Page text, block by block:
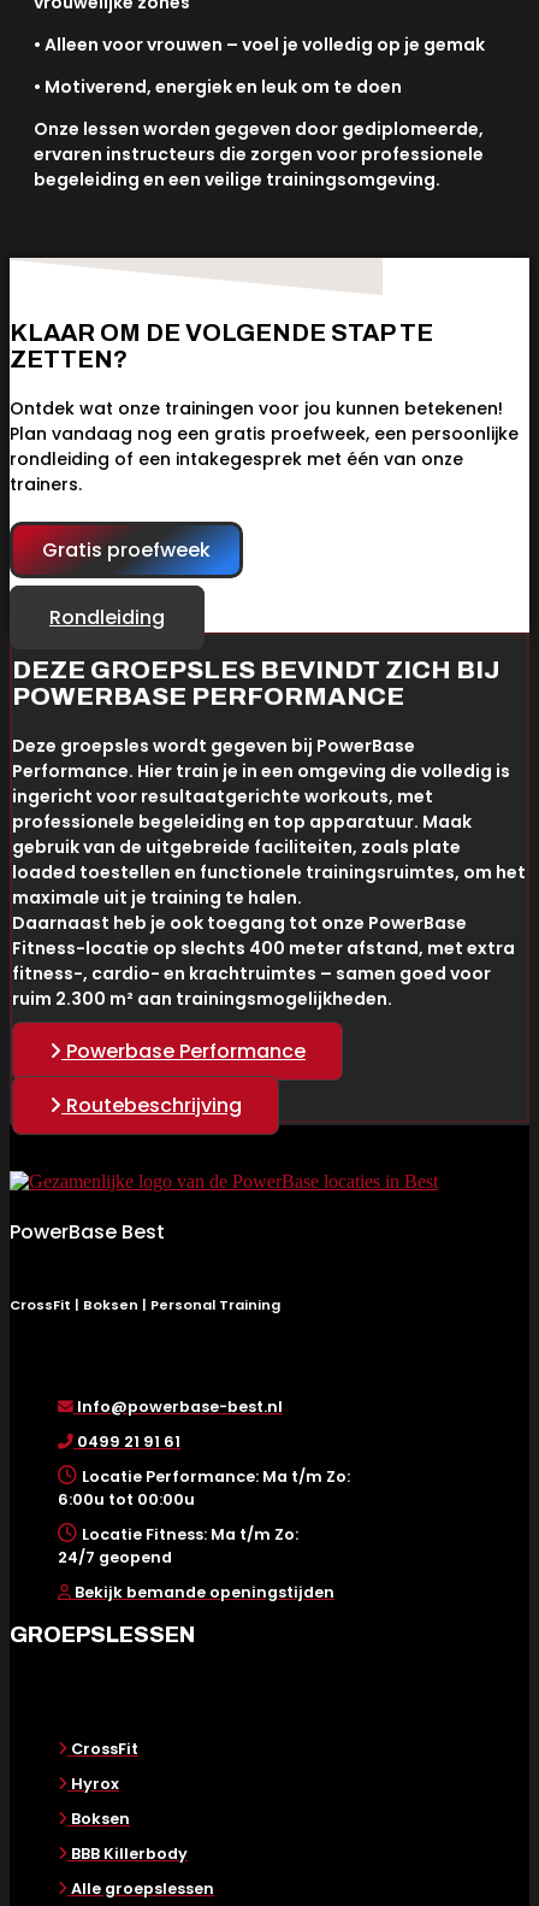
• Alleen voor vrouwen – voel je volledig op je gemak
• Motiverend, energiek en leuk om te doen
Onze lessen worden gegeven door gediplomeerde,
ervaren instructeurs die zorgen voor professionele
begeleiding en een veilige trainingsomgeving.
KLAAR OM DE VOLGENDE STAP TE
ZETTEN?
Ontdek wat onze trainingen voor jou kunnen betekenen!
Plan vandaag nog een gratis proefweek, een persoonlijke
rondleiding of een intakegesprek met één van onze
trainers.
Gratis proefweek
Rondleiding
DEZE GROEPSLES BEVINDT ZICH BIJ
POWERBASE PERFORMANCE
Deze groepsles wordt gegeven bij PowerBase
Performance. Hier train je in een omgeving die volledig is
ingericht voor resultaatgerichte workouts, met
professionele begeleiding en top apparatuur. Maak
gebruik van de uitgebreide faciliteiten, zoals plate
loaded toestellen en functionele trainingsruimtes, om het
maximale uit je training te halen.
Daarnaast heb je ook toegang tot onze PowerBase
Fitness-locatie op slechts 400 meter afstand, met extra
fitness-, cardio- en krachtruimtes – samen goed voor
ruim 2.300 m² aan trainingsmogelijkheden.
Powerbase Performance
Routebeschrijving
PowerBase Best
CrossFit | Boksen | Personal Training
Info@powerbase-best.nl
0499 21 91 61
Locatie Performance: Ma t/m Zo:
6:00u tot 00:00u
Locatie Fitness: Ma t/m Zo:
24/7 geopend
Bekijk bemande openingstijden
GROEPSLESSEN
CrossFit
Hyrox
Boksen
BBB Killerbody
Alle groepslessen